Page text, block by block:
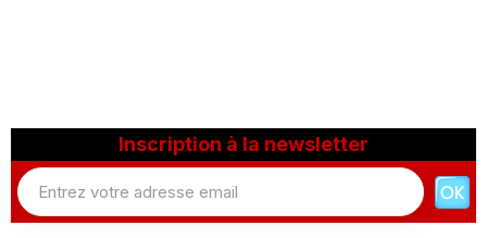
Inscription à la newsletter